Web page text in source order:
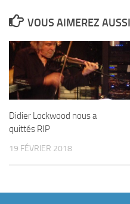
VOUS AIMEREZ
Didier Lockwood nous a
quittés RIP
19 FÉVRIER 2018